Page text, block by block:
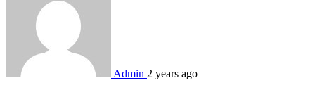
Admin 2 years ago